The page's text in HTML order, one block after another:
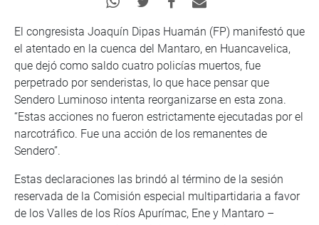
El congresista Joaquín Dipas Huamán (FP) manifestó que
el atentado en la cuenca del Mantaro, en Huancavelica,
que dejó como saldo cuatro policías muertos, fue
perpetrado por senderistas, lo que hace pensar que
Sendero Luminoso intenta reorganizarse en esta zona.
“Estas acciones no fueron estrictamente ejecutadas por el
narcotráfico. Fue una acción de los remanentes de
Sendero”.
Estas declaraciones las brindó al término de la sesión
reservada de la Comisión especial multipartidaria a favor
de los Valles de los Ríos Apurímac, Ene y Mantaro –